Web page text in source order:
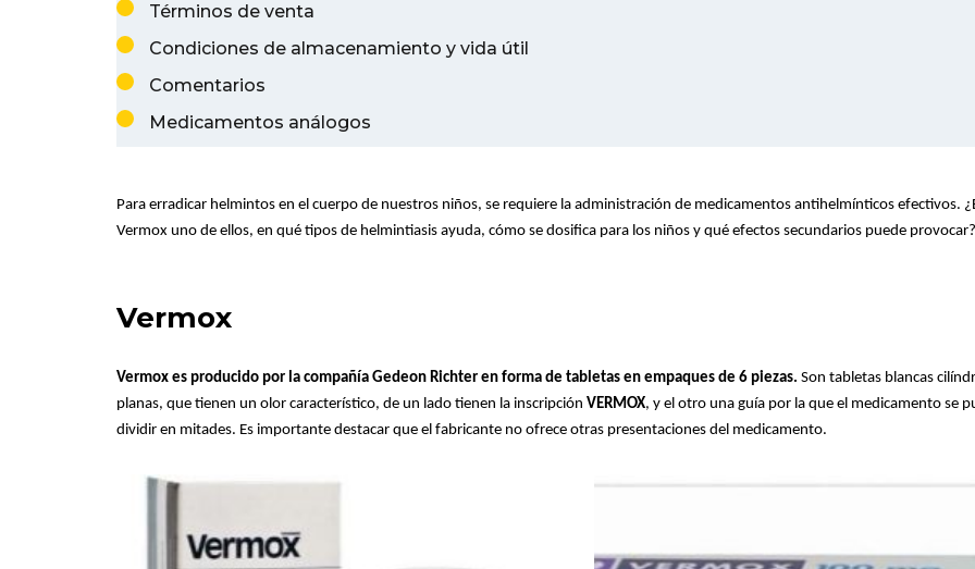
Términos de venta
Condiciones de almacenamiento y vida útil
Comentarios
Medicamentos análogos
Para erradicar helmintos en el cuerpo de nuestros niños, se requiere la administración de medicamentos antihelmínticos efectivos.
Vermox uno de ellos, en qué tipos de helmintiasis ayuda, cómo se dosifica para los niños y qué efectos secundarios puede provocar?
Vermox
Vermox es producido por la compañía Gedeon Richter en forma de tabletas en empaques de 6 piezas. Son tabletas blancas
planas, que tienen un olor característico, de un lado tienen la inscripción VERMOX, y el otro una guía por la que el medicamento se
dividir en mitades. Es importante destacar que el fabricante no ofrece otras presentaciones del medicamento.